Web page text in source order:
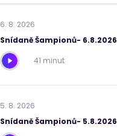
6. 8. 2026
Snídaně Šampionů- 6.8.2026
41 minut
5. 8. 2026
Snídaně Šampionů- 5.8.2026